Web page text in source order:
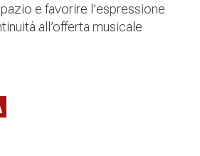
e favorire l’espressione
all’offerta musicale